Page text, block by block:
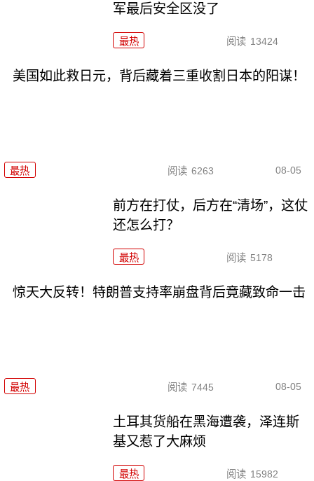
军最后安全区没了
最热 阅读 13424
美国如此救日元，背后藏着三重收割日本的阳谋！
最热 阅读 6263 08-05
前方在打仗，后方在“清场”，这仗
还怎么打？
最热 阅读 5178
惊天大反转！特朗普支持率崩盘背后竟藏致命一击
最热 阅读 7445 08-05
土耳其货船在黑海遭袭，泽连斯
基又惹了大麻烦
最热 阅读 15982